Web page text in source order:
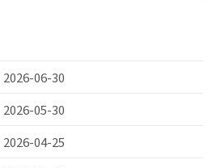
2026-06-30
2026-05-30
2026-04-25